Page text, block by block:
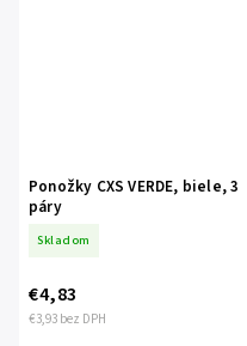
Ponožky CXS VERDE, biele, 3
páry
Skladom
€3,93 bez DPH
€4,83